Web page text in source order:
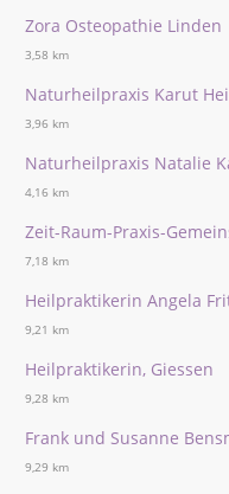
Zora Osteopathie Linden
3,58 km
Naturheilpraxis Karut
3,96 km
Naturheilpraxis Natalie
4,16 km
Zeit-Raum-Praxis-
7,18 km
Heilpraktikerin Angela
9,21 km
Heilpraktikerin, Giessen
9,28 km
Frank und Susanne
9,29 km